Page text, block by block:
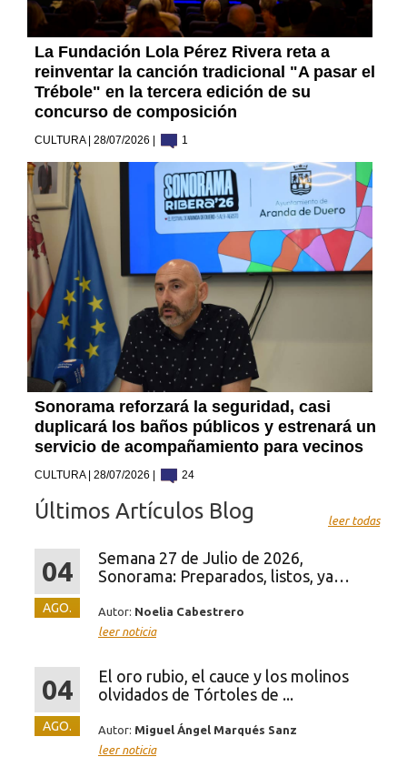
La Fundación Lola Pérez Rivera reta a
reinventar la canción tradicional "A pasar el
Trébole" en la tercera edición de su
concurso de composición
CULTURA | 28/07/2026 | 1
Sonorama reforzará la seguridad, casi
duplicará los baños públicos y estrenará un
servicio de acompañamiento para vecinos
CULTURA | 28/07/2026 | 24
Últimos Artículos Blog leer todas
04
AGO.
Semana 27 de Julio de 2026,
Sonorama: Preparados, listos, ya…
Autor: Noelia Cabestrero
leer noticia
04
AGO.
El oro rubio, el cauce y los molinos
olvidados de Tórtoles de ...
Autor: Miguel Ángel Marqués Sanz
leer noticia